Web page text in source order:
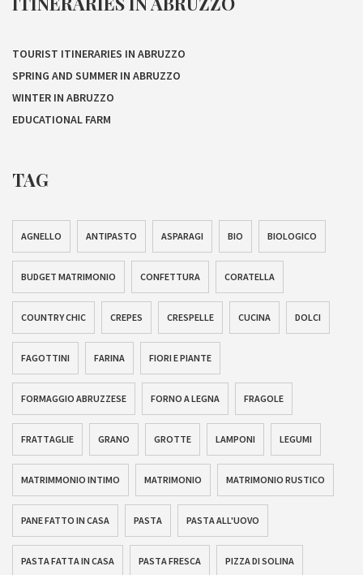
TOURIST ITINERARIES IN ABRUZZO
SPRING AND SUMMER IN ABRUZZO
WINTER IN ABRUZZO
EDUCATIONAL FARM
TAG
AGNELLO ANTIPASTO ASPARAGI BIO BIOLOGICO
BUDGET MATRIMONIO CONFETTURA CORATELLA
COUNTRY CHIC CREPES CRESPELLE CUCINA DOLCI
FAGOTTINI FARINA FIORI E PIANTE
FORMAGGIO ABRUZZESE FORNO A LEGNA FRAGOLE
FRATTAGLIE GRANO GROTTE LAMPONI LEGUMI
MATRIMMONIO INTIMO MATRIMONIO MATRIMONIO RUSTICO
PANE FATTO IN CASA PASTA PASTA ALL'UOVO
PASTA FATTA IN CASA PASTA FRESCA PIZZA DI SOLINA